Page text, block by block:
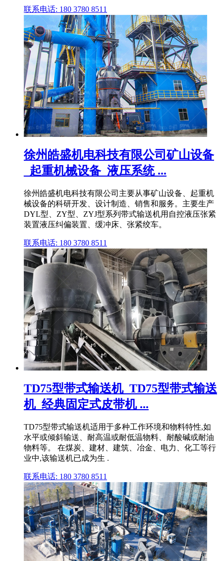
联系电话: 180 3780 8511
徐州皓盛机电科技有限公司矿山设备
_起重机械设备_液压系统 ...
徐州皓盛机电科技有限公司主要从事矿山设备、起重机
械设备的科研开发、设计制造、销售和服务。主要生产
DYL型、ZY型、ZYJ型系列带式输送机用自控液压张紧
装置液压纠偏装置、缓冲床、张紧绞车。
联系电话: 180 3780 8511
TD75型带式输送机_TD75型带式输送
机_经典固定式皮带机 ...
TD75型带式输送机适用于多种工作环境和物料特性,如
水平或倾斜输送、耐高温或耐低温物料、耐酸碱或耐油
物料等。 在煤炭、建材、建筑、冶金、电力、化工等行
业中,该输送机已成为生 .
联系电话: 180 3780 8511